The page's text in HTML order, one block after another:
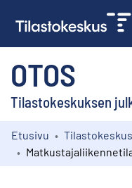
OTOS
Tilastokeskuksen
Kokoelmat
Etusivu Tilastokeskus